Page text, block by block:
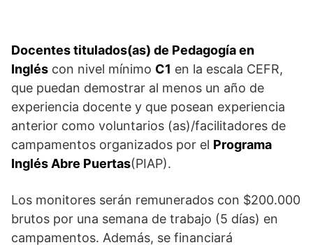
Docentes titulados(as) de Pedagogía en
Inglés con nivel mínimo C1 en la escala CEFR,
que puedan demostrar al menos un año de
experiencia docente y que posean experiencia
anterior como voluntarios (as)/facilitadores de
campamentos organizados por el Programa
Inglés Abre Puertas(PIAP).
Los monitores serán remunerados con $200.000
brutos por una semana de trabajo (5 días) en
campamentos. Además, se financiará